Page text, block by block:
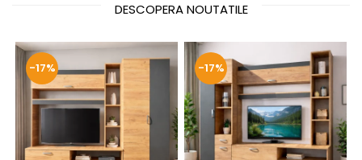
DESCOPERA NOUTATILE
-17% -17%